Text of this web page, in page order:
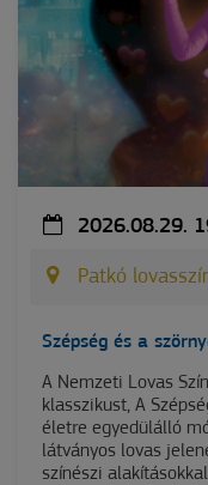
2026.08.29.
Patkó
Szépség és a
A Nemzeti Lovas
klasszikust, A
életre egyedülálló
látványos lovas
színészi